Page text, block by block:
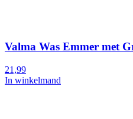
Valma Was Emmer met
21,99
In winkelmand